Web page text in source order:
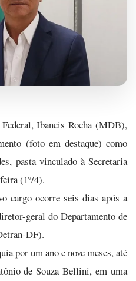
Ibaneis Rocha (MDB),
(foto em destaque) como
pasta vinculado à Secretaria
(1º/4).
cargo ocorre seis dias após a
geral do Departamento de
DF).
por um ano e nove meses, até
de Souza Bellini, em uma